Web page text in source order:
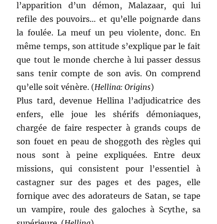
l’apparition d’un démon, Malazaar, qui lui
refile des pouvoirs… et qu’elle poignarde dans
la foulée. La meuf un peu violente, donc. En
même temps, son attitude s’explique par le fait
que tout le monde cherche à lui passer dessus
sans tenir compte de son avis. On comprend
qu’elle soit vénère. (Hellina: Origins)
Plus tard, devenue Hellina l’adjudicatrice des
enfers, elle joue les shérifs démoniaques,
chargée de faire respecter à grands coups de
son fouet en peau de shoggoth des règles qui
nous sont à peine expliquées. Entre deux
missions, qui consistent pour l’essentiel à
castagner sur des pages et des pages, elle
fornique avec des adorateurs de Satan, se tape
un vampire, roule des galoches à Scythe, sa